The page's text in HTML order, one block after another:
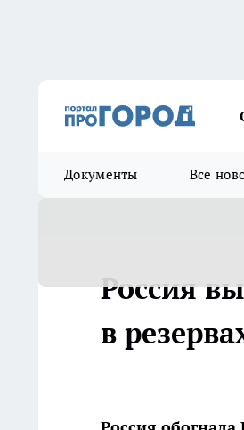
Документы Все
Россия
в